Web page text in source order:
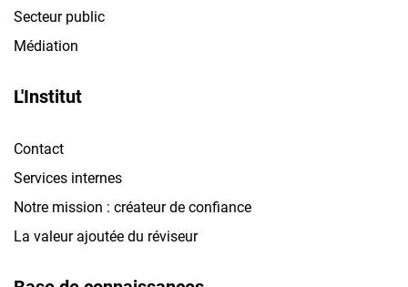
Secteur public
Médiation
L'Institut
Contact
Services internes
Notre mission : créateur de confiance
La valeur ajoutée du réviseur